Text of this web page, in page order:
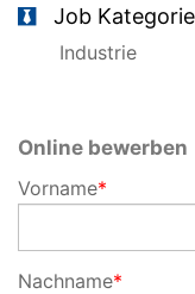
Job Kategorie
Industrie
Online bewerben
Vorname*
Nachname*